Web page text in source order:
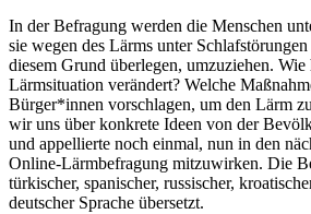
In der Befragung werden die Menschen
sie wegen des Lärms unter
diesem Grund überlegen, umzuziehen. Wie
Lärmsituation verändert? Welche
Bürger*innen vorschlagen, um den Lärm
wir uns über konkrete Ideen von der
und appellierte noch einmal, nun in den
Online-Lärmbefragung mitzuwirken. Die
türkischer, spanischer, russischer,
deutscher Sprache übersetzt.